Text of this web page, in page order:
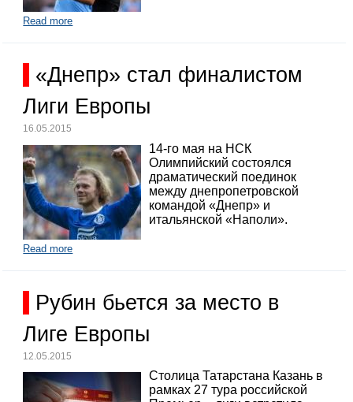
Read more
«Днепр» стал финалистом
Лиги Европы
16.05.2015
14-го мая на НСК
Олимпийский состоялся
драматический поединок
между днепропетровской
командой «Днепр» и
итальянской «Наполи».
Read more
Рубин бьется за место в
Лиге Европы
12.05.2015
Столица Татарстана Казань в
рамках 27 тура российской